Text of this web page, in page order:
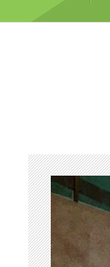
경기북부
경기외지역
춘천
경기북부
일산
벽제 장흥
묘지공사